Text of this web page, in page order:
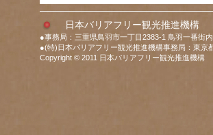
日本バリアフリー観光推進機構
●事務局：三重県鳥羽市一丁目2383-1 鳥羽一番街内
●(特)日本バリアフリー観光推進機構事務局：東京
Copyright © 2011 日本バリアフリー観光推進機構